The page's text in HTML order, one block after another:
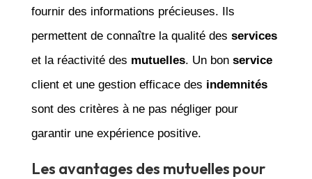
fournir des informations précieuses. Ils
permettent de connaître la qualité des services
et la réactivité des mutuelles. Un bon service
client et une gestion efficace des indemnités
sont des critères à ne pas négliger pour
garantir une expérience positive.
Les avantages des mutuelles pour